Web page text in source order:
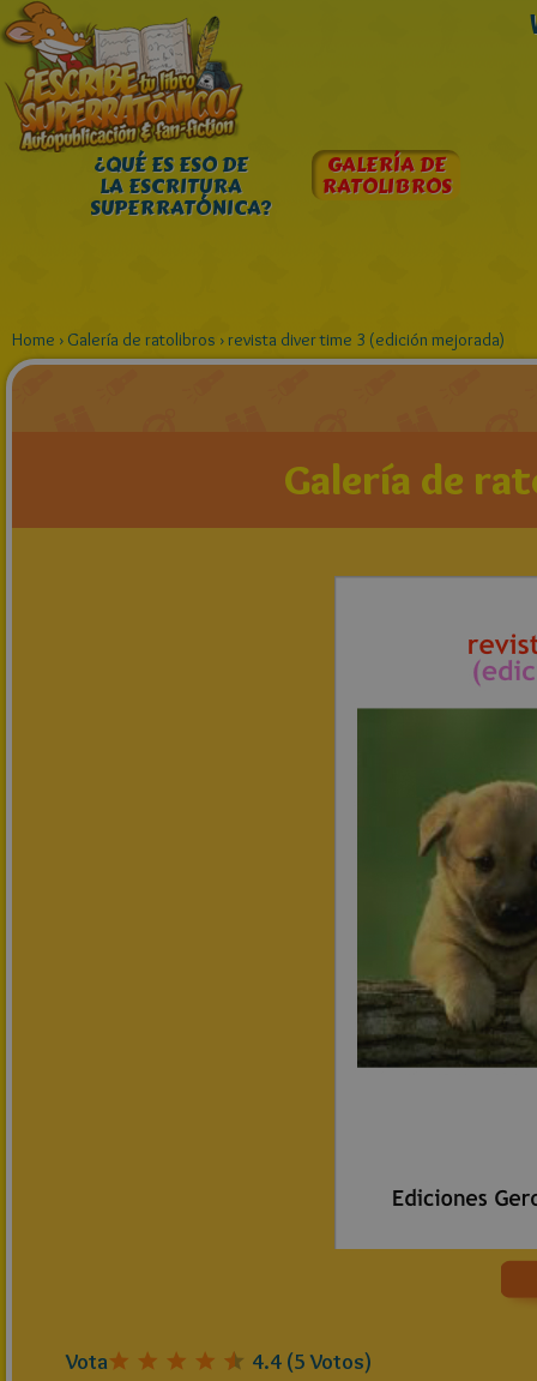
¿QUÉ ES ESO DE
LA ESCRITURA
SUPERRATÓNICA?
GALERÍA DE
RATOLIBROS
Home › Galería de ratolibros › revista diver time 3 (edición mejorada)
Galería de
Vota 4.4 (5Votos)